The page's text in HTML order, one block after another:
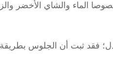
الماء والشاي الأخضر